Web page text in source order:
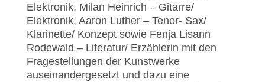
Elektronik, Milan Heinrich – Gitarre/
Elektronik, Aaron Luther – Tenor- Sax/
Klarinette/ Konzept sowie Fenja Lisann
Rodewald – Literatur/ Erzählerin mit den
Fragestellungen der Kunstwerke
auseinandergesetzt und dazu eine